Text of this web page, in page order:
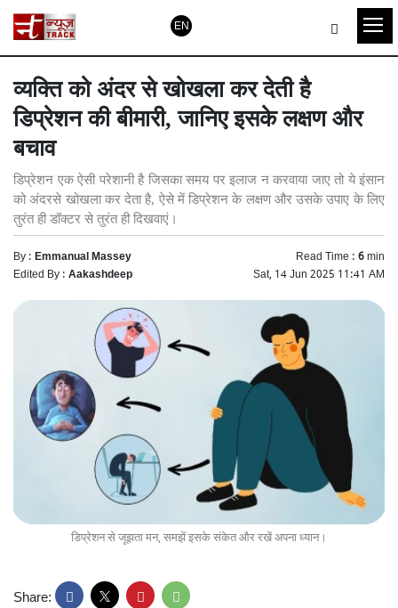
EN
व्यक्ति को अंदर से खोखला कर देती है
डिप्रेशन की बीमारी, जानिए इसके लक्षण और
बचाव
डिप्रेशन एक ऐसी परेशानी है जिसका समय पर इलाज न करवाया जाए तो ये इंसान
को अंदरसे खोखला कर देता है, ऐसे में डिप्रेशन के लक्षण और उसके उपाए के लिए
तुरंत ही डॉक्टर से तुरंत ही दिखवाएं।
By :Emmanual Massey Read Time :6min
Edited By :Aakashdeep Sat, 14 Jun 2025 11:41 AM
डिप्रेशन से जूझता मन, समझें इसके संकेत और रखें अपना ध्यान।
Share: